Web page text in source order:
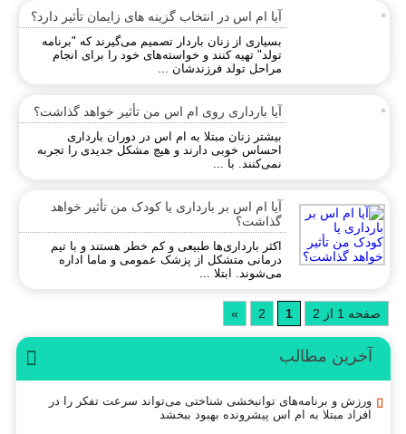
آیا ام اس در انتخاب گزینه های زایمان تأثیر دارد؟
بسیاری از زنان باردار تصمیم می‌گیرند كه "برنامه
تولد" تهیه كنند و خواسته‌های خود را برای انجام
مراحل تولد فرزندشان ...
آیا بارداری روی ام اس من تأثیر خواهد گذاشت؟
بیشتر زنان مبتلا به ام اس در دوران بارداری
احساس خوبی دارند و هیچ مشکل جدیدی را تجربه
نمی‌کنند. با ...
آیا ام اس بر بارداری یا کودک من تأثیر خواهد
گذاشت؟
اکثر بارداری‌ها طبیعی و کم خطر هستند و با تیم
درمانی متشکل از پزشک عمومی و ماما اداره
می‌شوند. ابتلا ...
صفحه 1 از 2 1
2
»
آخرین مطالب
ورزش و برنامه‌های توانبخشی شناختی می‌تواند سرعت تفکر را در
افراد مبتلا به ام اس پیشرونده بهبود ببخشد